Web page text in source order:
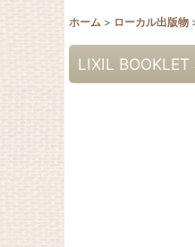
ホーム > ローカル出版物
LIXIL